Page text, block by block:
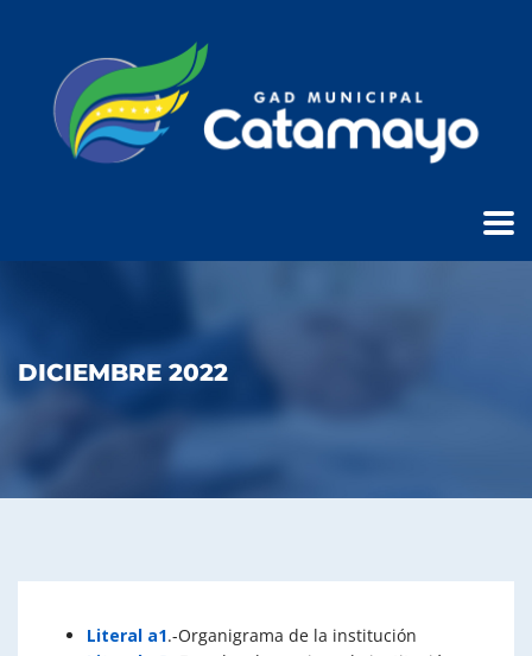
DICIEMBRE 2022
Literal a1.-Organigrama de la institución